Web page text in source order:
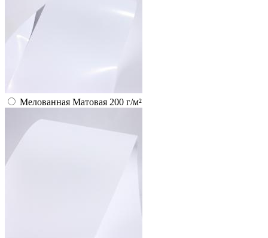
Мелованная Матовая 200 г/м²